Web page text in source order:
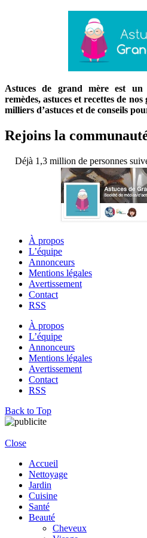
Astuces de grand mère est
remèdes, astuces et recettes de
milliers d’astuces et de conseils
Rejoins la
Déjà 1,3 million de personnes
À propos
L’équipe
Annonceurs
Mentions légales
Avertissement
Contact
RSS
À propos
L’équipe
Annonceurs
Mentions légales
Avertissement
Contact
RSS
Back to Top
Close
Accueil
Nettoyage
Jardin
Cuisine
Santé
Beauté
Cheveux